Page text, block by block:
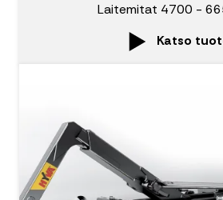
Laitemitat 4700 -
Katso